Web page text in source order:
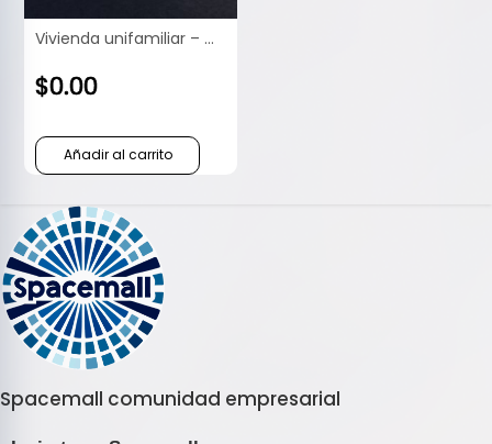
Vivienda unifamiliar – Obra nueva
$0.00
Añadir al carrito
Spacemall comunidad empresarial